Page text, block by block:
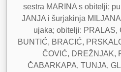
sestra MARINA s obitelji;
JANJA i šurjakinja
ujaka; obitelji: PRALAS,
BUNTIĆ, BRACIĆ,
ČOVIĆ, DREŽNJAK,
ČABARKAPA, TUNJA,